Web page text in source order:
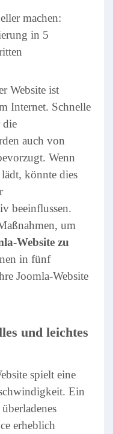
Website ist
Internet. Schnelle
die
auch von
Wenn
könnte dies
beeinflussen.
um
Website zu
in fünf
Joomla-Website
und leichtes
spielt eine
Ein
erheblich